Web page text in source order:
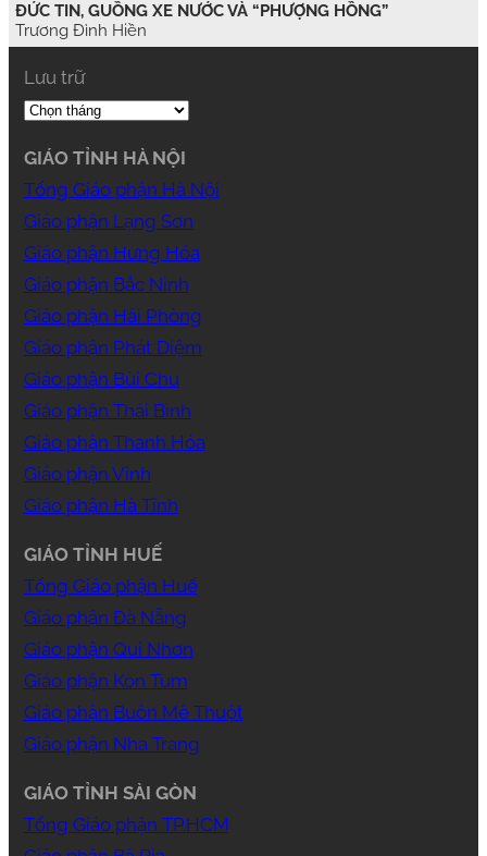
ĐỨC TIN, GUỒNG XE NƯỚC VÀ “PHƯỢNG HỒNG”
Trương Đình Hiền
Lưu trữ
GIÁO TỈNH HÀ NỘI
Tổng Giáo phận Hà Nội
Giáo phận Lạng Sơn
Giáo phận Hưng Hóa
Giáo phận Bắc Ninh
Giáo phận Hải Phòng
Giáo phận Phát Diệm
Giáo phận Bùi Chu
Giáo phận Thái Bình
Giáo phận Thanh Hóa
Giáo phận Vinh
Giáo phận Hà Tĩnh
GIÁO TỈNH HUẾ
Tổng Giáo phận Huế
Giáo phận Đà Nẵng
Giáo phận Qui Nhơn
Giáo phận Kon Tum
Giáo phận Buôn Mê Thuột
Giáo phận Nha Trang
GIÁO TỈNH SÀI GÒN
Tổng Giáo phận TP.HCM